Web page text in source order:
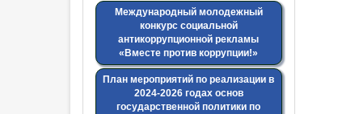
Международный молодежный
конкурс социальной
антикоррупционной рекламы
«Вместе против коррупции!»
План мероприятий по реализации в
2024-2026 годах основ
государственной политики по